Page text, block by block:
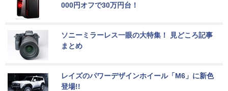
000円オフで30万円台！
ソニーミラーレス一眼の大特集！ 見どころ記事
まとめ
レイズのパワーデザインホイール「M6」に新色
登場!!